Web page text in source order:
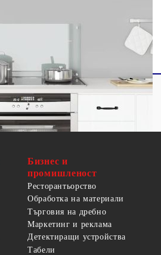
Бизнес и
промишленост
Ресторантьорство
Обработка на материали
Търговия на дребно
Маркетинг и реклама
Детектиращи устройства
Табели